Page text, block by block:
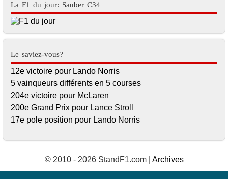
La F1 du jour: Sauber C34
Le saviez-vous?
12e victoire pour Lando Norris
5 vainqueurs différents en 5 courses
204e victoire pour McLaren
200e Grand Prix pour Lance Stroll
17e pole position pour Lando Norris
© 2010 - 2026 StandF1.com | Archives